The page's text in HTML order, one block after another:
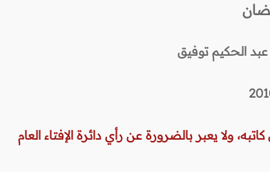
عبد الحكيم توفيق
ولا يعبر بالضرورة عن رأي دائرة الإفتاء العام